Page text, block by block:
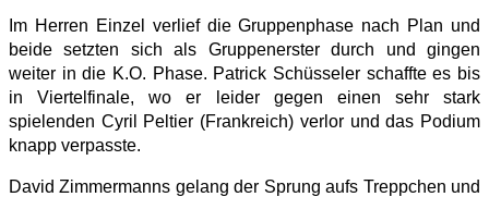
Im Herren Einzel verlief die Gruppenphase nach Plan und
beide setzten sich als Gruppenerster durch und gingen
weiter in die K.O. Phase. Patrick Schüsseler schaffte es bis
in Viertelfinale, wo er leider gegen einen sehr stark
spielenden Cyril Peltier (Frankreich) verlor und das Podium
knapp verpasste.
David Zimmermanns gelang der Sprung aufs Treppchen und